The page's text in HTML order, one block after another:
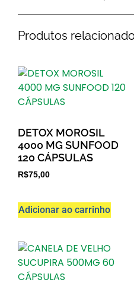
Produtos
DETOX MOROSIL
4000 MG SUNFOOD
120 CÁPSULAS
R$75,00
Adicionar ao carrinho